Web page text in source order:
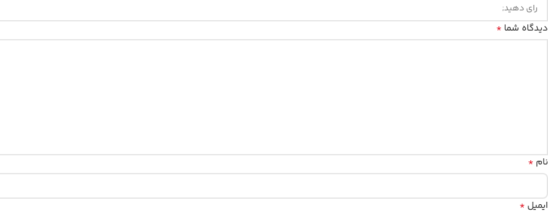
دیدگاه شما *
نام *
ایمیل *